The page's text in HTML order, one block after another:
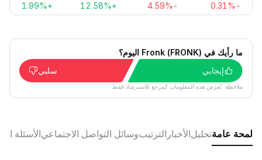
-0.31%
-4.59%
+12.58%
+1.99%
ما رأيك في Fronk (FRONK) اليوم؟
إيجابي
سلبي
ملاحظة: تُعرَض هذه المعلومات كمرجع للاسترشاد فقط.
لمحة عامةتحليلالأخبار الترتيبوسائل التواصل الاجتماعيالأسئلة